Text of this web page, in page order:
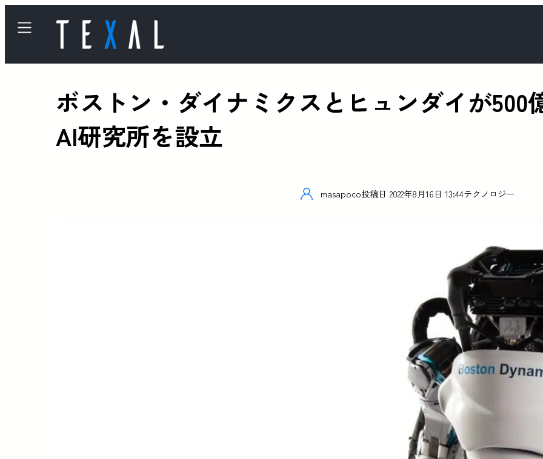
ボストン・ダイナミクスとヒュンダイが500
AI研究所を設立
masapoco投稿日 2022年8月16日 13:44テクノロジー